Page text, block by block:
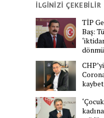
İLGİNİZİ ÇEKEBİLİR
TİP
Baş: